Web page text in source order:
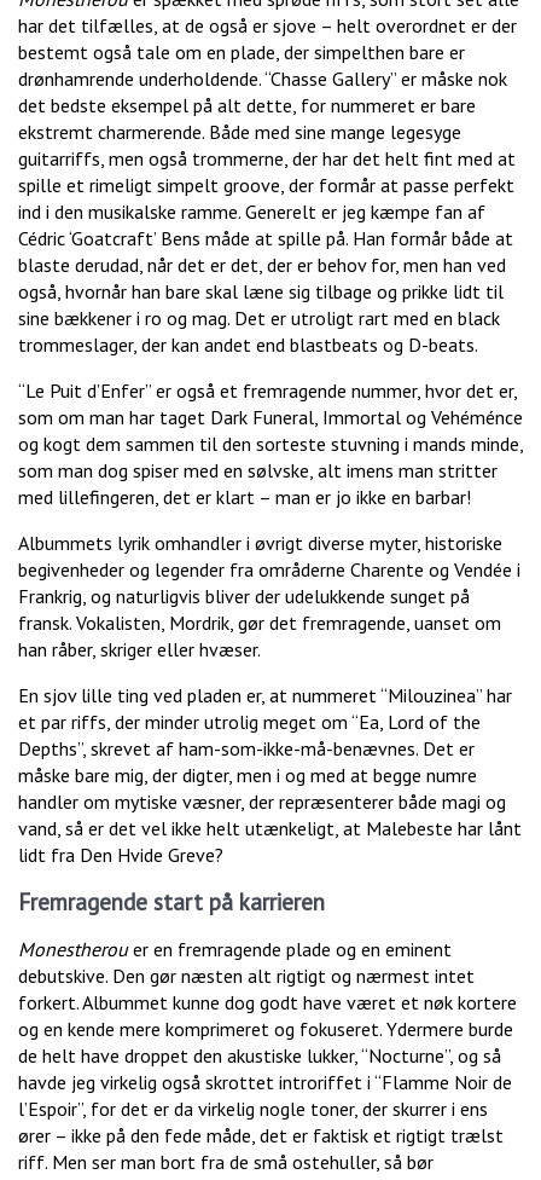
har det tilfælles, at de også er sjove – helt overordnet er der
bestemt også tale om en plade, der simpelthen bare er
drønhamrende underholdende. “Chasse Gallery” er måske nok
det bedste eksempel på alt dette, for nummeret er bare
ekstremt charmerende. Både med sine mange legesyge
guitarriffs, men også trommerne, der har det helt fint med at
spille et rimeligt simpelt groove, der formår at passe perfekt
ind i den musikalske ramme. Generelt er jeg kæmpe fan af
Cédric ‘Goatcraft’ Bens måde at spille på. Han formår både at
blaste derudad, når det er det, der er behov for, men han ved
også, hvornår han bare skal læne sig tilbage og prikke lidt til
sine bækkener i ro og mag. Det er utroligt rart med en black
trommeslager, der kan andet end blastbeats og D-beats.
“Le Puit d’Enfer” er også et fremragende nummer, hvor det er,
som om man har taget Dark Funeral, Immortal og Vehéménce
og kogt dem sammen til den sorteste stuvning i mands minde,
som man dog spiser med en sølvske, alt imens man stritter
med lillefingeren, det er klart – man er jo ikke en barbar!
Albummets lyrik omhandler i øvrigt diverse myter, historiske
begivenheder og legender fra områderne Charente og Vendée i
Frankrig, og naturligvis bliver der udelukkende sunget på
fransk. Vokalisten, Mordrik, gør det fremragende, uanset om
han råber, skriger eller hvæser.
En sjov lille ting ved pladen er, at nummeret “Milouzinea” har
et par riffs, der minder utrolig meget om “Ea, Lord of the
Depths”, skrevet af ham-som-ikke-må-benævnes. Det er
måske bare mig, der digter, men i og med at begge numre
handler om mytiske væsner, der repræsenterer både magi og
vand, så er det vel ikke helt utænkeligt, at Malebeste har lånt
lidt fra Den Hvide Greve?
Fremragende start på karrieren
Monestherouer en fremragende plade og en eminent
debutskive. Den gør næsten alt rigtigt og nærmest intet
forkert. Albummet kunne dog godt have været et nøk kortere
og en kende mere komprimeret og fokuseret. Ydermere burde
de helt have droppet den akustiske lukker, “Nocturne”, og så
havde jeg virkelig også skrottet introriffet i “Flamme Noir de
l’Espoir”, for det er da virkelig nogle toner, der skurrer i ens
ører – ikke på den fede måde, det er faktisk et rigtigt trælst
riff. Men ser man bort fra de små ostehuller, så bør